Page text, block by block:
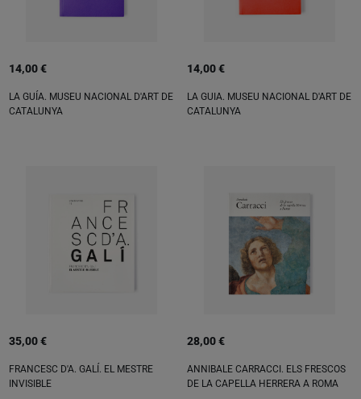
14,00 €
LA GUÍA. MUSEU NACIONAL D'ART DE
CATALUNYA
14,00 €
LA GUIA. MUSEU NACIONAL D'ART DE
CATALUNYA
35,00 €
FRANCESC D'A. GALÍ. EL MESTRE
INVISIBLE
28,00 €
ANNIBALE CARRACCI. ELS FRESCOS
DE LA CAPELLA HERRERA A ROMA